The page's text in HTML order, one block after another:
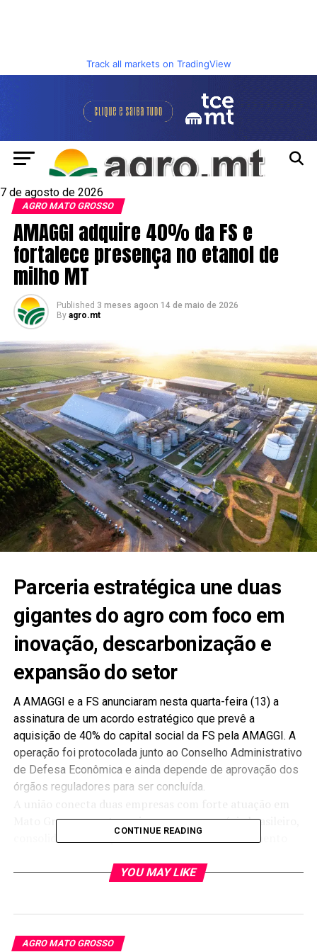
Track all markets on TradingView
7 de agosto de 2026
AGRO MATO GROSSO
AMAGGI adquire 40% da FS e
fortalece presença no etanol de
milho MT
Published 3 meses agoon 14 de maio de 2026
By agro.mt
Parceria estratégica une duas
gigantes do agro com foco em
inovação, descarbonização e
expansão do setor
A AMAGGI e a FS anunciaram nesta quarta-feira (13) a
assinatura de um acordo estratégico que prevê a
aquisição de 40% do capital social da FS pela AMAGGI. A
operação foi protocolada junto ao Conselho Administrativo
de Defesa Econômica e ainda depende de aprovação dos
órgãos reguladores para ser concluída.
A união conecta duas empresas com forte atuação em
Mato Grosso e protagonismo no agronegócio brasileiro,
consolidando uma parceria com foco em crescimento
no setor.
biocombustíveis
CONTINUE READING
YOU MAY LIKE
AGRO MATO GROSSO